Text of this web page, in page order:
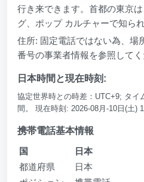
行き来できます。首都の東京
グ、ポップ カルチャーで知ら
住所: 固定電話ではない為、場
番号の事業者情報を参照してく
日本時間と現在時刻:
協定世界時との時差：UTC+9; タイ
間。 現在時刻: 2026-08月-10日(土)
携帯電話基本情報
国
日本
都道府県
日本